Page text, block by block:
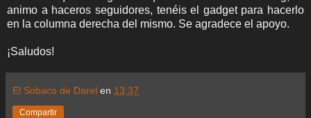
animo a haceros seguidores, tenéis el gadget para hacerlo
en la columna derecha del mismo. Se agradece el apoyo.
¡Saludos!
El Sobaco de Darel en 13:37
Compartir